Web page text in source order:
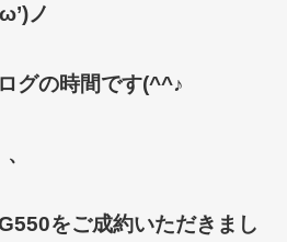
ノ
グの時間です(^^♪
をご成約いただきまし